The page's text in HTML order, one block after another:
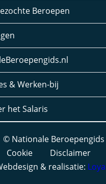
Beroepen
& Werken-bij
het Salaris
© Nationale Beroepengids
Cookie
Disclaimer
& realisatie: